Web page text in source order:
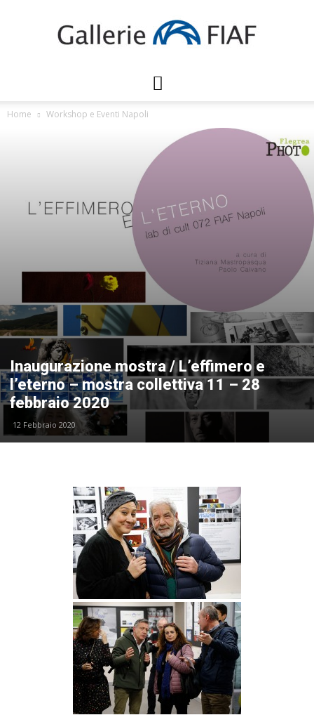
Gallerie
FIAF
Home Workshop e Eventi Napoli
Inaugurazione mostra / L’effimero e
l’eterno – mostra collettiva 11 – 28
febbraio 2020
12 Febbraio 2020